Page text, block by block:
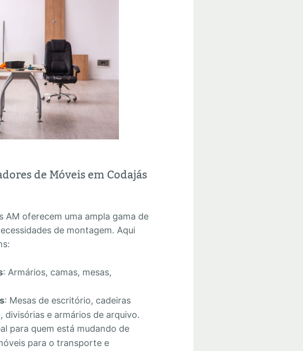
de Móveis em Codajás
AM oferecem uma ampla gama de
de montagem. Aqui
: Armários, camas, mesas,
: Mesas de escritório, cadeiras
e armários de arquivo.
para quem está mudando de
para o transporte e